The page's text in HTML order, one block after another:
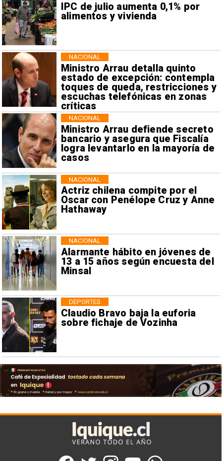
IPC de julio aumenta 0,1% por
alimentos y vivienda
Ministro Arrau detalla quinto
estado de excepción: contempla
toques de queda, restricciones y
escuchas telefónicas en zonas
críticas
NACIONAL
Ministro Arrau defiende secreto
bancario y asegura que Fiscalía
logra levantarlo en la mayoría de
casos
NACIONAL
Actriz chilena compite por el
Oscar con Penélope Cruz y Anne
Hathaway
NACIONAL
Alarmante hábito en jóvenes de
13 a 15 años según encuesta del
Minsal
NACIONAL
Claudio Bravo baja la euforia
sobre fichaje de Vozinha
DEPORTES